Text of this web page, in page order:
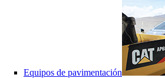
Equipos de pavimentación